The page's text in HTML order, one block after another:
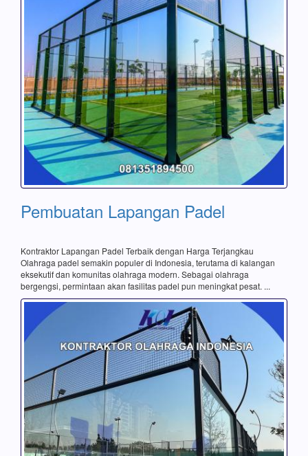
Pembuatan Lapangan Padel
Kontraktor Lapangan Padel Terbaik dengan Harga Terjangkau
Olahraga padel semakin populer di Indonesia, terutama di kalangan
eksekutif dan komunitas olahraga modern. Sebagai olahraga
bergengsi, permintaan akan fasilitas padel pun meningkat pesat. ...